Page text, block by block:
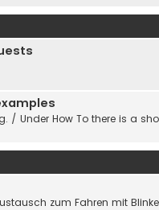
/ Under How To there is a
zum Fahren mit